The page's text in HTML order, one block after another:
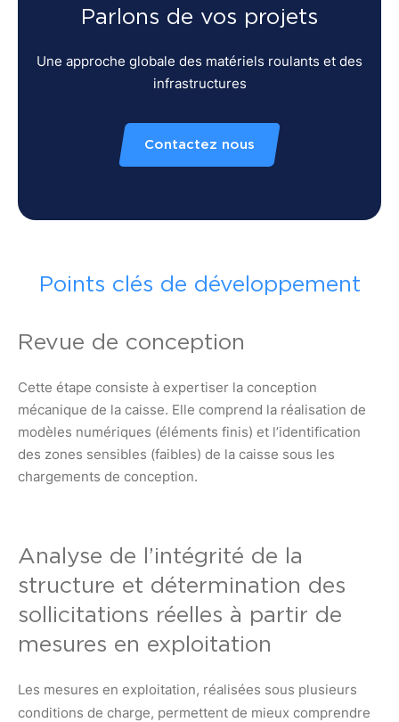
Parlons de vos projets
Une approche globale des matériels roulants et des
infrastructures
Contactez nous
Points clés de développement
Revue de conception
Cette étape consiste à expertiser la conception
mécanique de la caisse. Elle comprend la réalisation de
modèles numériques (éléments finis) et l’identification
des zones sensibles (faibles) de la caisse sous les
chargements de conception.
Analyse de l’intégrité de la
structure et détermination des
sollicitations réelles à partir de
mesures en exploitation
Les mesures en exploitation, réalisées sous plusieurs
conditions de charge, permettent de mieux comprendre